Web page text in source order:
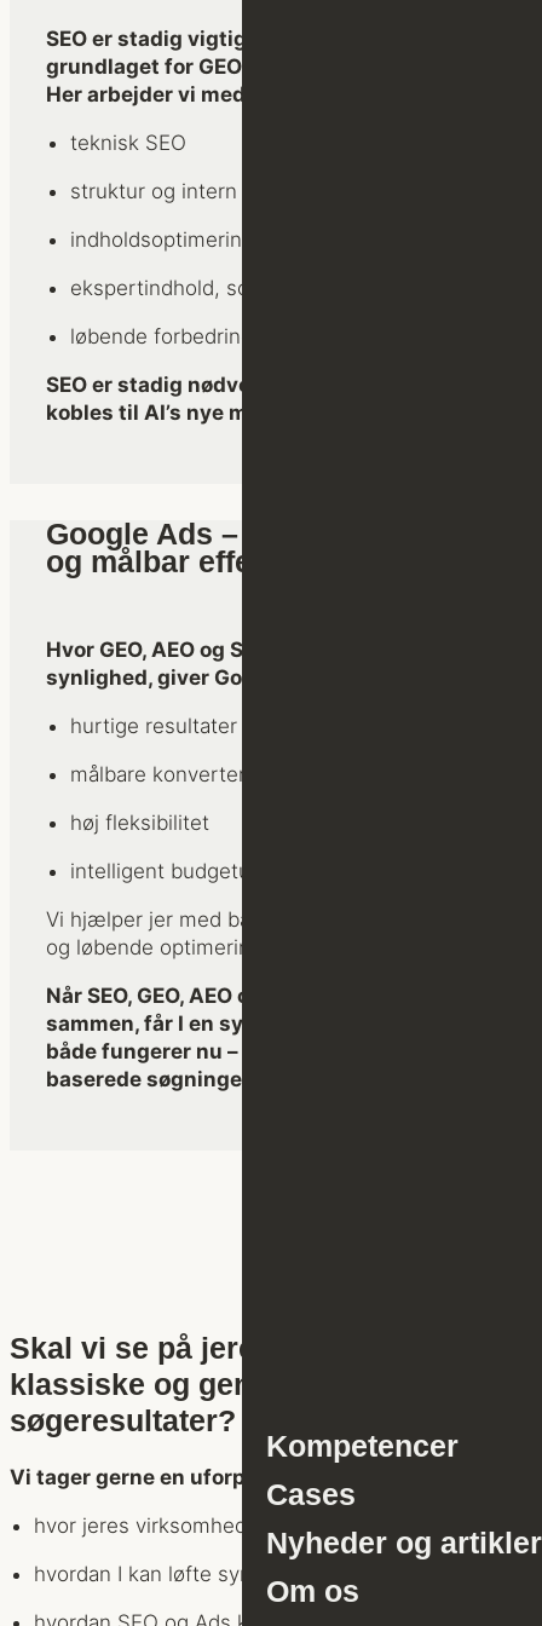
Kompetencer
Cases
Nyheder og artikler
Om os
SEO er stadig vigtig og fungerer som
grundlaget for GEO.
Her arbejder vi med:
teknisk SEO
struktur og intern linking
indholdsoptimering
ekspertindhold, som styrker jeres E-E-A-T
løbende forbedringer baseret på data
SEO er stadig nødvendig – men den skal
kobles til AI’s nye måde at forstå indhold på.
Google Ads – hurtig synlighed
og målbar effekt
Hvor GEO, AEO og SEO bygger langsigtet
synlighed, giver Google Ads:
hurtige resultater på Googles søgeplatform
målbare konverteringer
høj fleksibilitet
intelligent budgetudnyttelse
Vi hjælper jer med både opsætning, struktur
og løbende optimering.
Når SEO, GEO, AEO og Google Ads arbejder
sammen, får I en synlighedsstrategi, der
både fungerer nu – og i fremtidens AI-
baserede søgninger.
Skal vi se på jeres synlighed i både
klassiske og generative
søgeresultater?
Vi tager gerne en uforpligtende dialog om:
hvor jeres virksomhed står i dag
hvordan I kan løfte synlighed i AI-genererede svar